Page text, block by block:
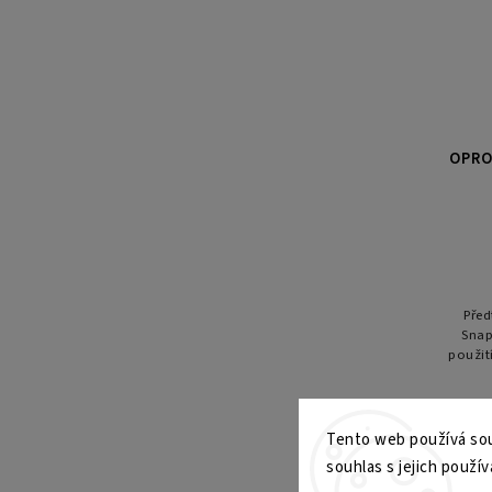
Tento web používá
souhlas s jejich